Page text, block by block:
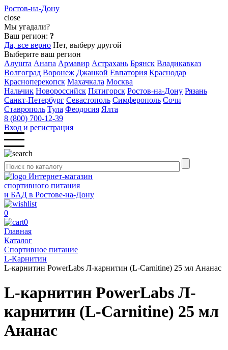
Ростов-на-Дону
close
Мы угадали?
Ваш регион: ?
Да, все верно Нет, выберу другой
Выберите ваш регион
Алушта Анапа Армавир Астрахань Брянск Владикавказ
Волгоград Воронеж Джанкой Евпатория Краснодар
Красноперекопск Махачкала Москва
Нальчик Новороссийск Пятигорск Ростов-на-Дону Рязань
Санкт-Петербург Севастополь Симферополь Сочи
Ставрополь Тула Феодосия Ялта
8 (800) 700-12-39
Вход и регистрация
Интернет-магазин
спортивного питания
и БАД в Ростове-на-Дону
0
0
Главная
Каталог
Спортивное питание
L-Карнитин
L-карнитин PowerLabs Л-карнитин (L-Carnitine) 25 мл Ананас
L-карнитин PowerLabs Л-
карнитин (L-Carnitine) 25 мл
Ананас